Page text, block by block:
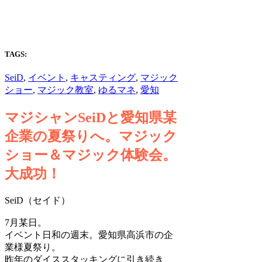
TAGS:
SeiD, イベント , キャスティング, マジック
ショー, マジック教室, ゆるマネ, 愛知
マジシャンSeiDと愛知県某
企業の夏祭りへ。マジック
ショー＆マジック体験会。
大成功！
SeiD（セイド）
7月某日。
イベント日和の週末。愛知県高浜市の企
業様夏祭り。
昨年のダイススタッキングに引き続き、